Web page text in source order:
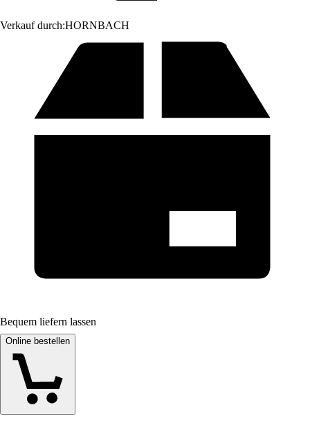
Verkauf durch:HORNBACH
Bequem liefern lassen
Online bestellen